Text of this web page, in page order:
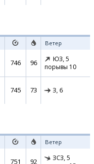
Ветер
746 96 ЮЗ, 5
порывы 10
745 73 З, 6
Ветер
751 92 ЗСЗ, 5